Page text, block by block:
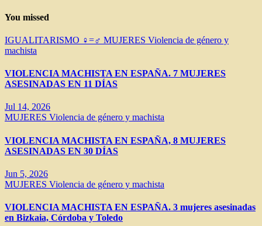
You missed
IGUALITARISMO ♀=♂ MUJERES Violencia de género y
machista
VIOLENCIA MACHISTA EN ESPAÑA. 7 MUJERES
ASESINADAS EN 11 DÍAS
Jul 14, 2026
MUJERES Violencia de género y machista
VIOLENCIA MACHISTA EN ESPAÑA, 8 MUJERES
ASESINADAS EN 30 DÍAS
Jun 5, 2026
MUJERES Violencia de género y machista
VIOLENCIA MACHISTA EN ESPAÑA. 3 mujeres asesinadas
en Bizkaia, Córdoba y Toledo